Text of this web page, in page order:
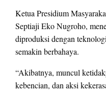
Ketua Presidium
Septiaji Eko Nugroho,
diproduksi dengan
semakin berbahaya.
“Akibatnya, muncul
kebencian, dan aksi